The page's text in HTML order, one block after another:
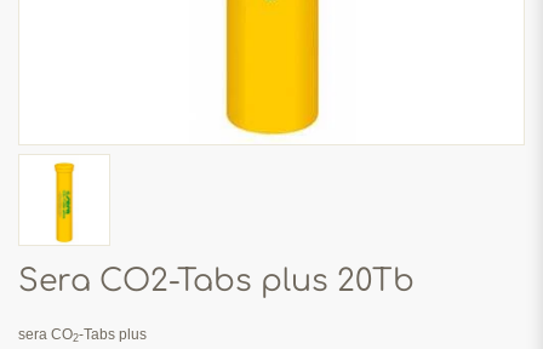
Sera CO2-Tabs plus 20Tb
sera CO2-Tabs plus